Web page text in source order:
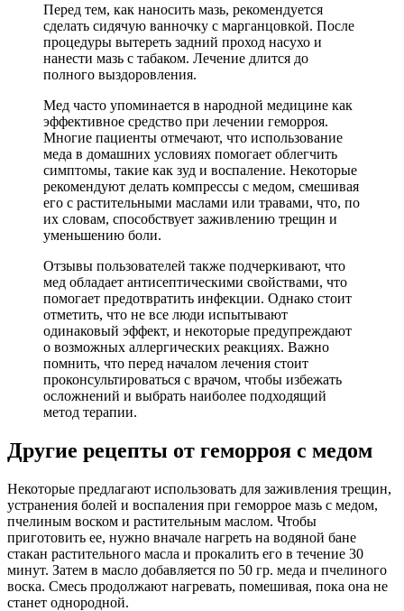
Перед тем, как наносить мазь, рекомендуется
сделать сидячую ванночку с марганцовкой. После
процедуры вытереть задний проход насухо и
нанести мазь с табаком. Лечение длится до
полного выздоровления.
Мед часто упоминается в народной медицине как
эффективное средство при лечении геморроя.
Многие пациенты отмечают, что использование
меда в домашних условиях помогает облегчить
симптомы, такие как зуд и воспаление. Некоторые
рекомендуют делать компрессы с медом, смешивая
его с растительными маслами или травами, что, по
их словам, способствует заживлению трещин и
уменьшению боли.
Отзывы пользователей также подчеркивают, что
мед обладает антисептическими свойствами, что
помогает предотвратить инфекции. Однако стоит
отметить, что не все люди испытывают
одинаковый эффект, и некоторые предупреждают
о возможных аллергических реакциях. Важно
помнить, что перед началом лечения стоит
проконсультироваться с врачом, чтобы избежать
осложнений и выбрать наиболее подходящий
метод терапии.
Другие рецепты от геморроя с медом
Некоторые предлагают использовать для заживления трещин,
устранения болей и воспаления при геморрое мазь с медом,
пчелиным воском и растительным маслом. Чтобы
приготовить ее, нужно вначале нагреть на водяной бане
стакан растительного масла и прокалить его в течение 30
минут. Затем в масло добавляется по 50 гр. меда и пчелиного
воска. Смесь продолжают нагревать, помешивая, пока она не
станет однородной.